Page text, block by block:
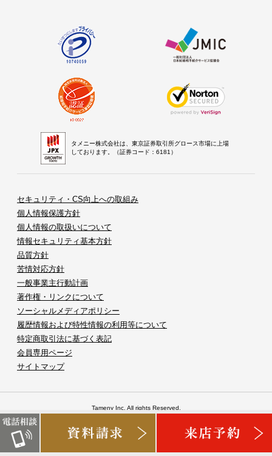
タメニー株式会社は、東京証券取引所グロース市場に上場
しております。（証券コード：6181）
セキュリティ・CS向上への取組み
個人情報保護方針
個人情報の取扱いについて
情報セキュリティ基本方針
品質方針
苦情対応方針
一般事業主行動計画
著作権・リンクについて
ソーシャルメディアポリシー
履歴情報および特性情報の利用等について
特定商取引法に基づく表記
会員専用ページ
サイトマップ
Tameny Inc. All rights Reserved.